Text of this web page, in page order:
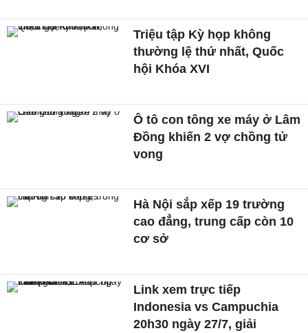
Triệu tập Kỳ họp không
thường lệ thứ nhất, Quốc
hội Khóa XVI
Ô tô con tông xe máy ở Lâm
Đồng khiến 2 vợ chồng tử
vong
Hà Nội sắp xếp 19 trường
cao đẳng, trung cấp còn 10
cơ sở
Link xem trực tiếp
Indonesia vs Campuchia
20h30 ngày 27/7, giải